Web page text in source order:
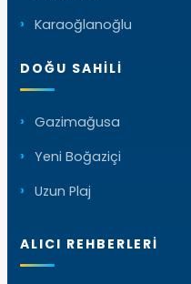
Karaoğlanoğlu
DOĞU SAHILI
Gazimağusa
Yeni Boğaziçi
Uzun Plaj
ALICI REHBERLERI